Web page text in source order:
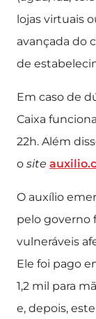
lojas virtuais
avançada do
de
Em caso de
Caixa
22h. Além
o site
O auxílio
pelo governo
vulneráveis
Ele foi pago
1,2 mil para
e, depois,